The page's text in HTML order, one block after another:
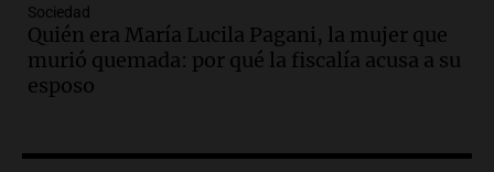
accidente en Villa Dolores
Panorama Federal
Episodios
tributo todos los jueves
Sociedad
Quién era María Lucila Pagani, la mujer que
murió quemada: por qué la fiscalía acusa a su
esposo